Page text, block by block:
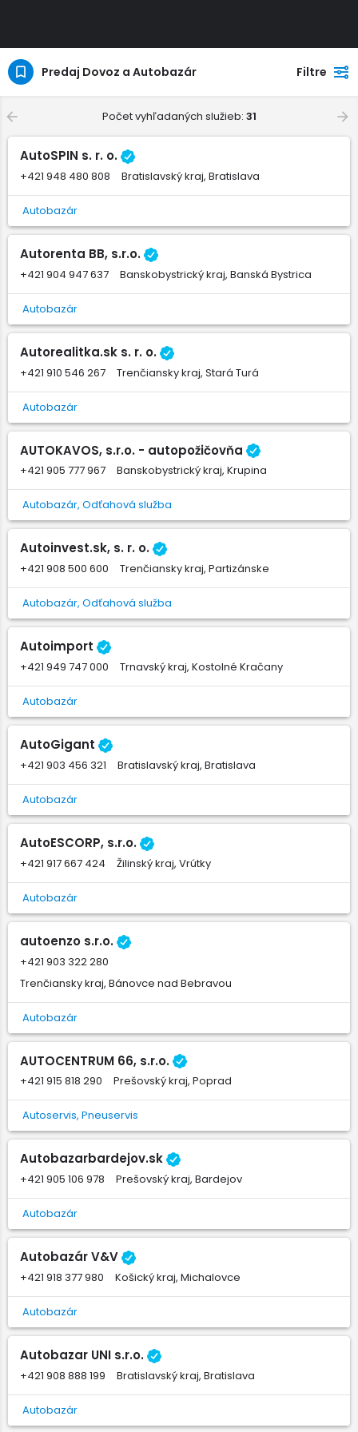
Predaj Dovoz a Autobazár Filtre
Počet vyhľadaných služieb: 31
AutoSPIN s. r. o.
+421 948 480 808 Bratislavský kraj, Bratislava
Autobazár
Autorenta BB, s.r.o.
+421 904 947 637 Banskobystrický kraj, Banská Bystrica
Autobazár
Autorealitka.sk s. r. o.
+421 910 546 267 Trenčiansky kraj, Stará Turá
Autobazár
AUTOKAVOS, s.r.o. - autopožičovňa
+421 905 777 967 Banskobystrický kraj, Krupina
Autobazár, Odťahová služba
Autoinvest.sk, s. r. o.
+421 908 500 600 Trenčiansky kraj, Partizánske
Autobazár, Odťahová služba
Autoimport
+421 949 747 000 Trnavský kraj, Kostolné Kračany
Autobazár
AutoGigant
+421 903 456 321 Bratislavský kraj, Bratislava
Autobazár
AutoESCORP, s.r.o.
+421 917 667 424 Žilinský kraj, Vrútky
Autobazár
autoenzo s.r.o.
+421 903 322 280
Trenčiansky kraj, Bánovce nad Bebravou
Autobazár
AUTOCENTRUM 66, s.r.o.
+421 915 818 290 Prešovský kraj, Poprad
Autoservis, Pneuservis
Autobazarbardejov.sk
+421 905 106 978 Prešovský kraj, Bardejov
Autobazár
Autobazár V&V
+421 918 377 980 Košický kraj, Michalovce
Autobazár
Autobazar UNI s.r.o.
+421 908 888 199 Bratislavský kraj, Bratislava
Autobazár